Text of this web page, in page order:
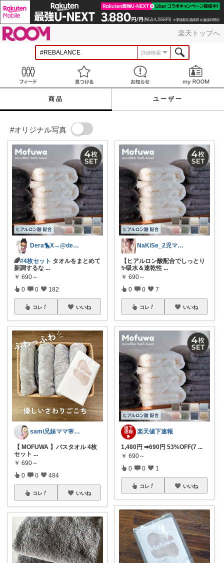
楽天トップへ
詳細検索
見つける お知らせ
商品 ユーザー
#オリジナル写真
Dera🐤X→@dera_room
🌈#4枚セット タオルをまとめて
新調するな ...
￥ 690～
0 0 182
コレ いいね
sami兄妹ママ🌸こどもとママのもの
【 MOFUWA 】バスタオル 4枚
セット ...
￥ 690～
0 0 484
コレ いいね
NaKiSe_2児ママ🌸訪問感謝です
【ヒアルロン酸配合でしっとり
✨吸水＆速乾性 ...
￥ 690～
0 0 7
コレ いいね
楽天値下速報
1,480円 ➡690円 53%OFF(7 ...
￥ 690～
0 0 1
コレ いいね